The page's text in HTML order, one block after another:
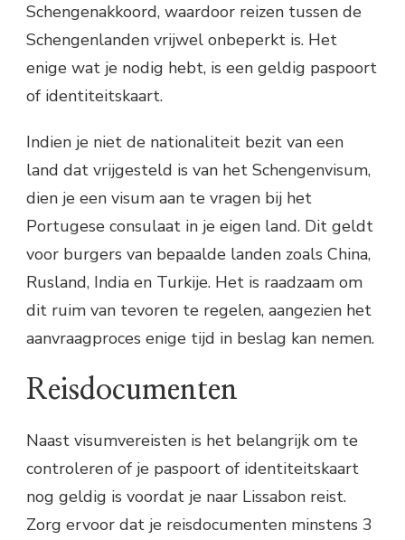
Schengenakkoord, waardoor reizen tussen de
Schengenlanden vrijwel onbeperkt is. Het
enige wat je nodig hebt, is een geldig paspoort
of identiteitskaart.
Indien je niet de nationaliteit bezit van een
land dat vrijgesteld is van het Schengenvisum,
dien je een visum aan te vragen bij het
Portugese consulaat in je eigen land. Dit geldt
voor burgers van bepaalde landen zoals China,
Rusland, India en Turkije. Het is raadzaam om
dit ruim van tevoren te regelen, aangezien het
aanvraagproces enige tijd in beslag kan nemen.
Reisdocumenten
Naast visumvereisten is het belangrijk om te
controleren of je paspoort of identiteitskaart
nog geldig is voordat je naar Lissabon reist.
Zorg ervoor dat je reisdocumenten minstens 3